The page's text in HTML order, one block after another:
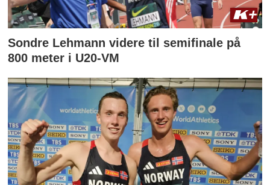
Sondre Lehmann videre til semifinale på
800 meter i U20-VM